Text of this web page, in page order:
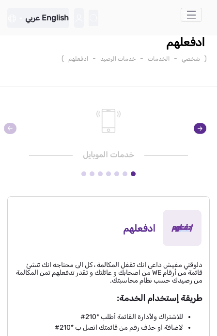
تخطي إلى المحتوى الرئيسي
English عربي
ادفعلهم
( شخصي - الخدمات - خدمات الرصيد - ادفعلهم )
خدمات الموبايل
ادفعلهم
دلوقتي مفيش داعى انك تقفل المكالمة ، كل الى محتاجه انك تنشئ
قائمة من أرقام WE من اصحابك و عائلتك و تقدر تدفعلهم تمن المكالمة
من رصيدك حسب نظام محاسبتك.
طريقة إستخدام الخدمة:
للاشتراك ولأدارة القائمة أطلب *210#
لاضافة او حذف رقم من قائمتك اتصل ب *210#